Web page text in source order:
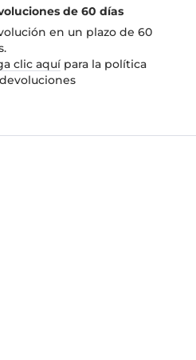
de 60 días
en un plazo de 60
clic aquí para la política